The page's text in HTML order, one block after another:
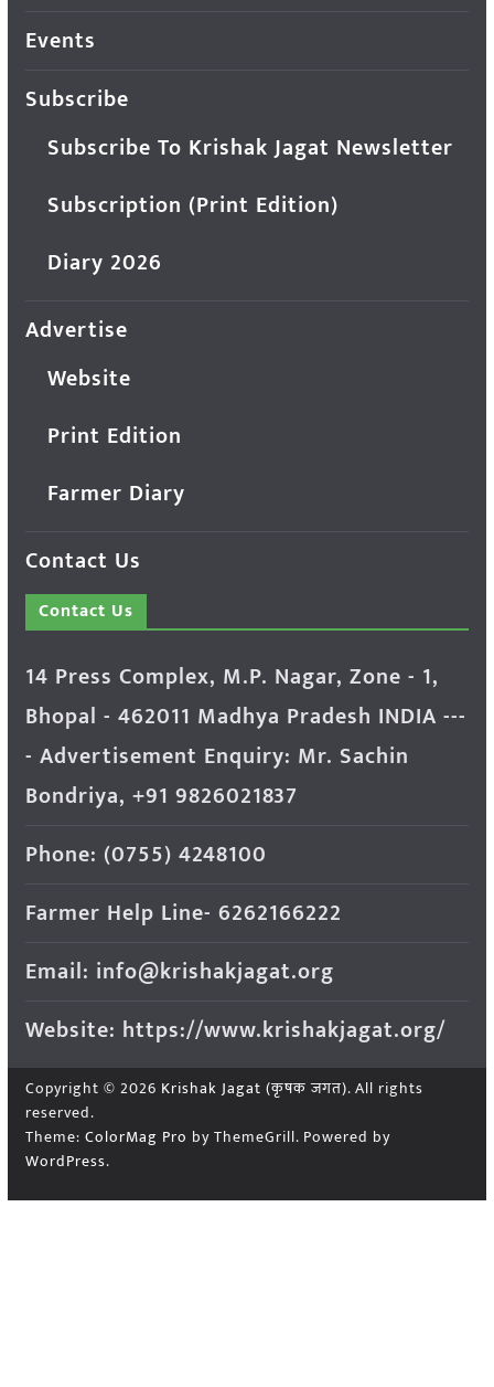
Events
Subscribe
Subscribe To Krishak Jagat Newsletter
Subscription (Print Edition)
Diary 2026
Advertise
Website
Print Edition
Farmer Diary
Contact Us
Contact Us
14 Press Complex, M.P. Nagar, Zone - 1,
Bhopal - 462011 Madhya Pradesh INDIA ---
- Advertisement Enquiry: Mr. Sachin
Bondriya, +91 9826021837
Phone: (0755) 4248100
Farmer Help Line- 6262166222
Email: info@krishakjagat.org
Website: https://www.krishakjagat.org/
Copyright © 2026 Krishak Jagat (कृषक जगत). All rights
reserved.
Theme: ColorMag Pro by ThemeGrill. Powered by
WordPress.